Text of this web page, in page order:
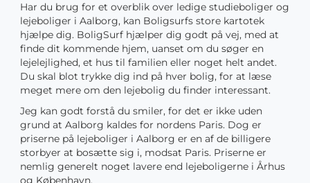
Har du brug for et overblik over ledige studieboliger og
lejeboliger i Aalborg, kan Boligsurfs store kartotek
hjælpe dig. BoligSurf hjælper dig godt på vej, med at
finde dit kommende hjem, uanset om du søger en
lejelejlighed, et hus til familien eller noget helt andet.
Du skal blot trykke dig ind på hver bolig, for at læse
meget mere om den lejebolig du finder interessant.
Jeg kan godt forstå du smiler, for det er ikke uden
grund at Aalborg kaldes for nordens Paris. Dog er
priserne på lejeboliger i Aalborg er en af de billigere
storbyer at bosætte sig i, modsat Paris. Priserne er
nemlig generelt noget lavere end lejeboligerne i Århus
og København.